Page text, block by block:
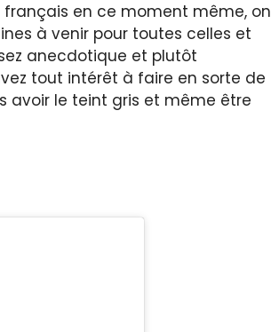
français en ce moment même, on
à venir pour toutes celles et
anecdotique et plutôt
tout intérêt à faire en sorte de
avoir le teint gris et même être